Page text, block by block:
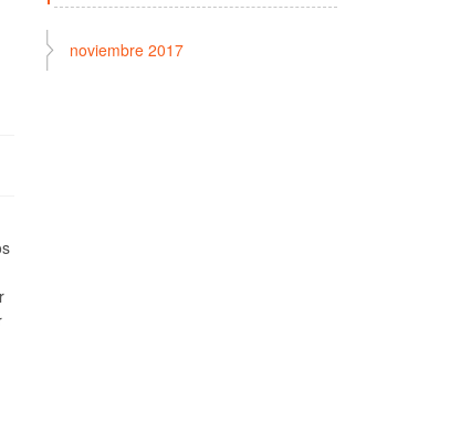
noviembre 2017